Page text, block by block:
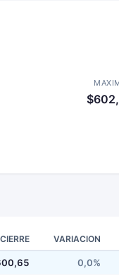
CIERRE VARIACION
0,0%